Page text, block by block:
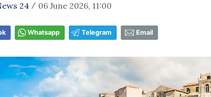
24 / 06 June 2026, 11:00
Whatsapp Telegram Email